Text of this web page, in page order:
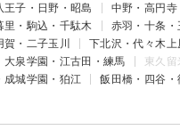
王子・日野・昭島
中野・高円寺
里・駒込・千駄木
赤羽・十条・
・二子玉川 下北沢・代々木上
大泉学園・江古田・練馬
東久
成城学園・狛江
飯田橋・四谷・